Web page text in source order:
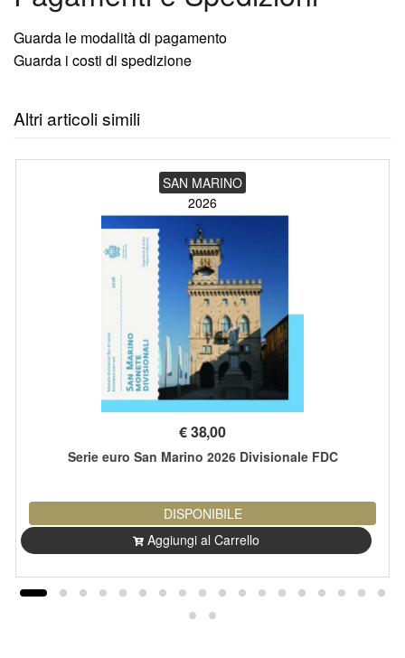
Guarda le modalità di pagamento
Guarda i costi di spedizione
Altri articoli simili
SAN MARINO
2026
€38,00
Serie euro San Marino 2026 Divisionale FDC
DISPONIBILE
Aggiungi al Carrello